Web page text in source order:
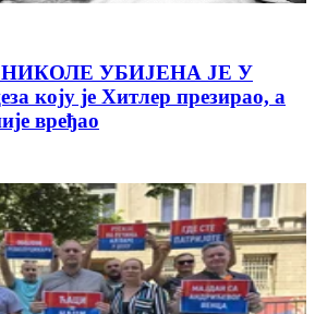
УБИЈЕНА ЈЕ У
коју је Хитлер презирао, а
вређао